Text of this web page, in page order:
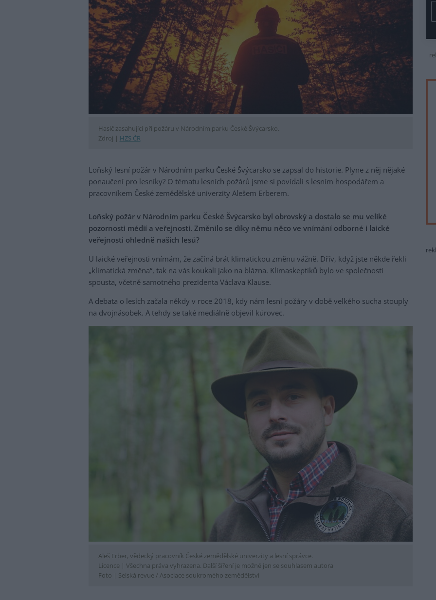
Hasič zasahující při požáru v Národním parku České Švýcarsko.
Zdroj | HZS ČR
Loňský lesní požár v Národním parku České Švýcarsko se zapsal do historie. Plyne z něj nějaké
ponaučení pro lesníky? O tématu lesních požárů jsme si povídali s lesním hospodářem a
pracovníkem České zemědělské univerzity Alešem Erberem.
Loňský požár v Národním parku České Švýcarsko byl obrovský a dostalo se mu veliké
pozornosti médií a veřejnosti. Změnilo se díky němu něco ve vnímání odborné i laické
veřejnosti ohledně našich lesů?
U laické veřejnosti vnímám, že začíná brát klimatickou změnu vážně. Dřív, když jste někde řekli
„klimatická změna“, tak na vás koukali jako na blázna. Klimaskeptiků bylo ve společnosti
spousta, včetně samotného prezidenta Václava Klause.
A debata o lesích začala někdy v roce 2018, kdy nám lesní požáry v době velkého sucha stouply
na dvojnásobek. A tehdy se také mediálně objevil kůrovec.
Aleš Erber, vědecký pracovník České zemědělské univerzity a lesní správce.
Licence | Všechna práva vyhrazena. Další šíření je možné jen se souhlasem autora
Foto | Selská revue / Asociace soukromého zemědělství